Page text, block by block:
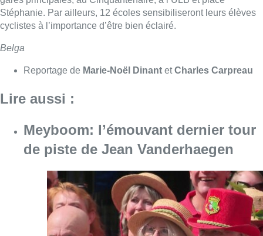
09 août 2026Consulter l'article "Meyboom: l’émouvant